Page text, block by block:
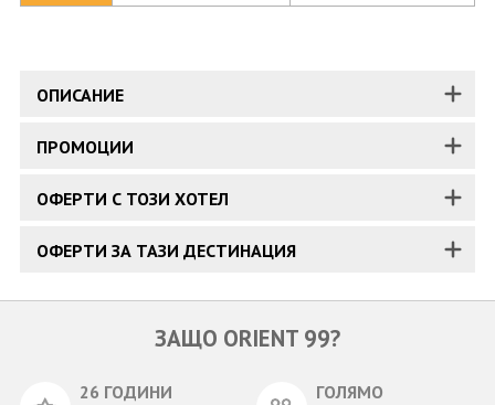
ОПИСАНИЕ
ПРОМОЦИИ
ОФЕРТИ С ТОЗИ ХОТЕЛ
ОФЕРТИ ЗА ТАЗИ ДЕСТИНАЦИЯ
ЗАЩО ORIENT 99?
26 ГОДИНИ ГОЛЯМО